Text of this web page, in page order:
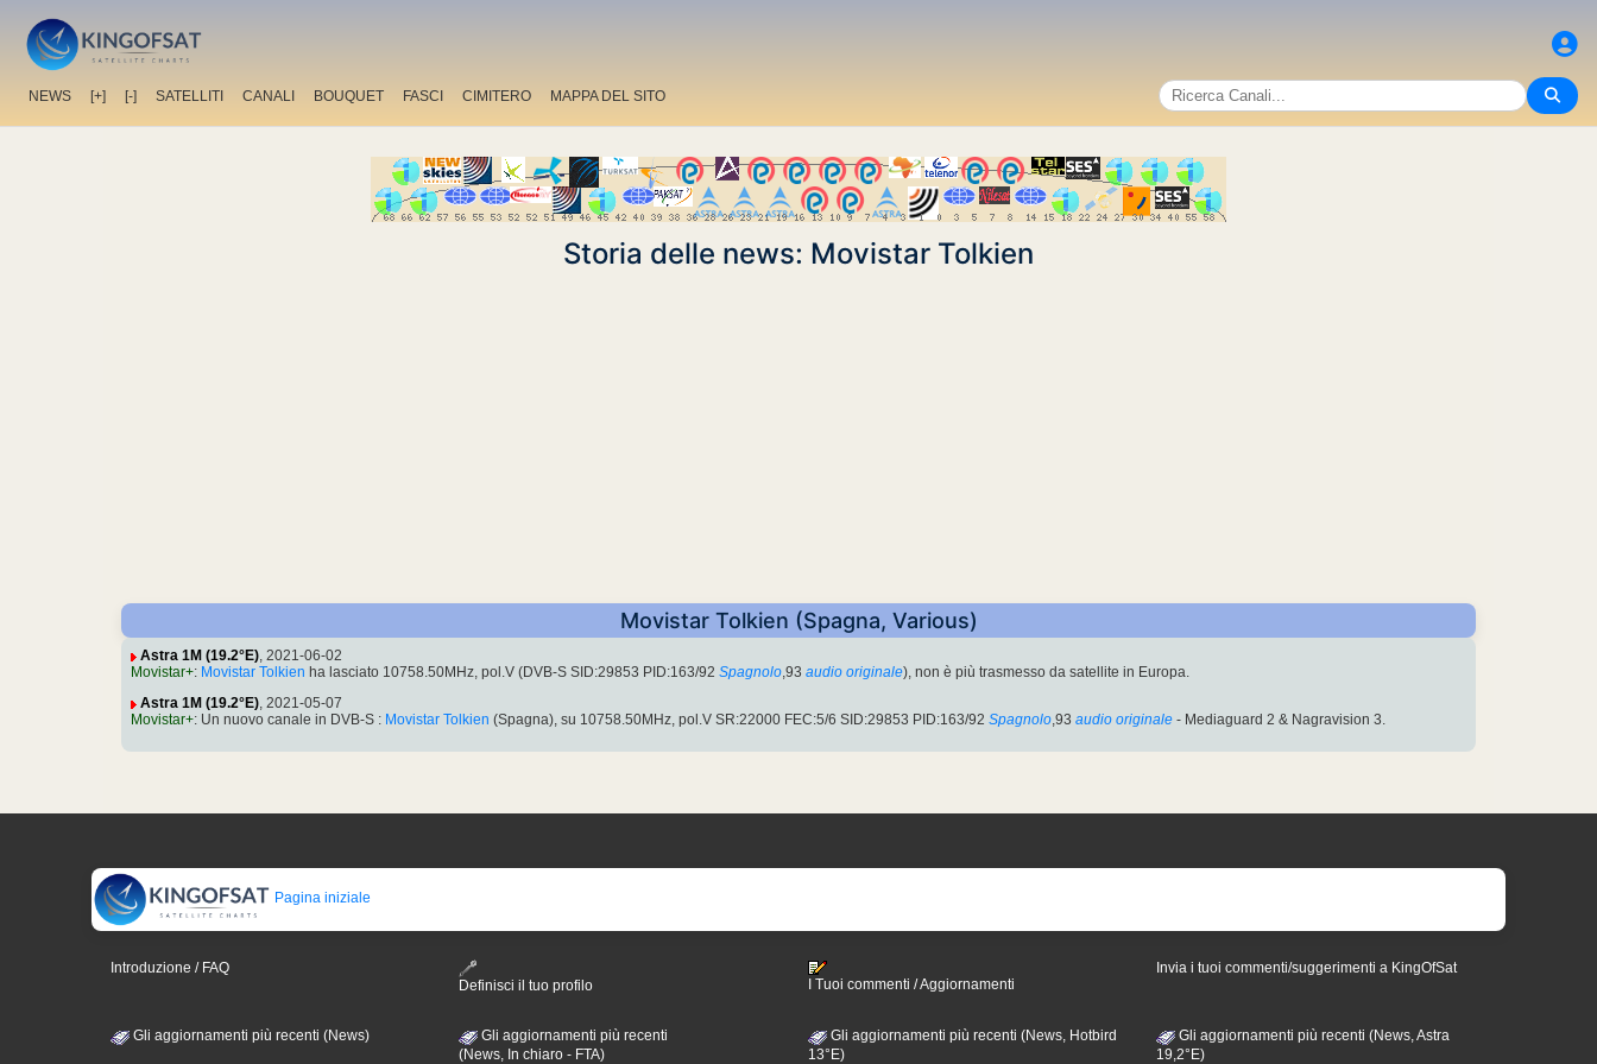
NEWS [+] [-] SATELLITI CANALI BOUQUET FASCI CIMITERO MAPPA DEL SITO
Storia delle news: Movistar Tolkien
Movistar Tolkien (Spagna, Various)
Astra 1M (19.2°E), 2021-06-02
Movistar+: Movistar Tolkien ha lasciato 10758.50MHz, pol.V (DVB-S SID:29853 PID:163/92 Spagnolo,93 audio originale), non è più trasmesso da satellite in Europa.
Astra 1M (19.2°E), 2021-05-07
Movistar+: Un nuovo canale in DVB-S : Movistar Tolkien (Spagna), su 10758.50MHz, pol.V SR:22000 FEC:5/6 SID:29853 PID:163/92 Spagnolo,93 audio originale - Mediaguard 2 & Nagravision 3.
Pagina iniziale
Introduzione / FAQ
Definisci il tuo profilo
I Tuoi commenti / Aggiornamenti
Invia i tuoi commenti/suggerimenti a KingOfSat
Gli aggiornamenti più recenti (News)
Gli aggiornamenti più recenti
(News, In chiaro - FTA)
Gli aggiornamenti più recenti (News, Hotbird
13°E)
Gli aggiornamenti più recenti (News, Astra
19,2°E)